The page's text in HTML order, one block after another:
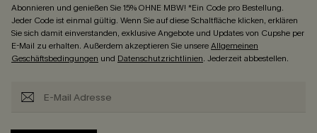
Abonnieren und genießen Sie 15% OHNE MBW! *Ein Code pro Bestellung.
Jeder Code ist einmal gültig. Wenn Sie auf diese Schaltfläche klicken, erklären
Sie sich damit einverstanden, exklusive Angebote und Updates von Cupshe per
E-Mail zu erhalten. Außerdem akzeptieren Sie unsereAllgemeinen
Geschäftsbedingungen und Datenschutzrichtlinien. Jederzeit abbestellen.